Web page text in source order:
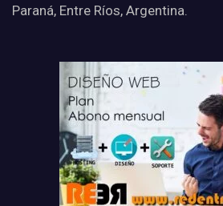
Paraná, Entre Ríos, Argentina.